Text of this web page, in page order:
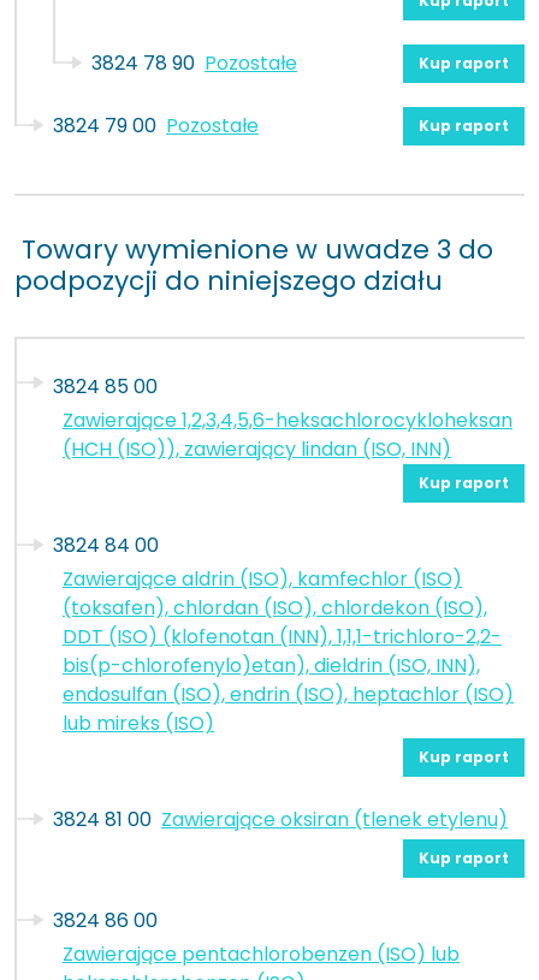
3824 78 90 Pozostałe Kup raport
3824 79 00 Pozostałe Kup raport
Towary wymienione w uwadze 3 do
podpozycji do niniejszego działu
3824 85 00
Zawierające 1,2,3,4,5,6-heksachlorocykloheksan
(HCH (ISO)), zawierający lindan (ISO, INN)
Kup raport
3824 84 00
Zawierające aldrin (ISO), kamfechlor (ISO)
(toksafen), chlordan (ISO), chlordekon (ISO),
DDT (ISO) (klofenotan (INN), 1,1,1-trichloro-2,2-
bis(p-chlorofenylo)etan), dieldrin (ISO, INN),
endosulfan (ISO), endrin (ISO), heptachlor (ISO)
lub mireks (ISO)
Kup raport
3824 81 00 Zawierające oksiran (tlenek etylenu)
Kup raport
3824 86 00
Zawierające pentachlorobenzen (ISO) lub